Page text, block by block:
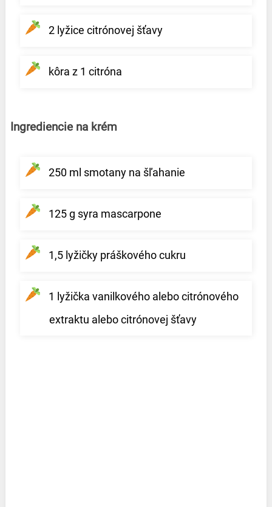
2 lyžice citrónovej šťavy
kôra z 1 citróna
Ingrediencie na krém
250 ml smotany na šľahanie
125 g syra mascarpone
1,5 lyžičky práškového cukru
1 lyžička vanilkového alebo citrónového
extraktu alebo citrónovej šťavy